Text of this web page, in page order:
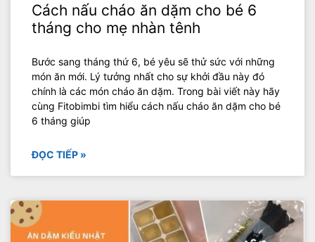
Cách nấu cháo ăn dặm cho bé 6
tháng cho mẹ nhàn tênh
Bước sang tháng thứ 6, bé yêu sẽ thử sức với những
món ăn mới. Lý tưởng nhất cho sự khởi đầu này đó
chính là các món cháo ăn dặm. Trong bài viết này hãy
cùng Fitobimbi tìm hiểu cách nấu cháo ăn dặm cho bé
6 tháng giúp
ĐỌC TIẾP »